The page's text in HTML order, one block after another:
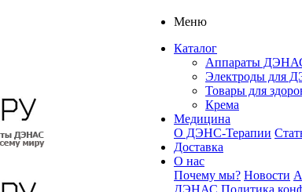
Меню
Каталог
Аппараты
Электроды для
Товары для
Крема
Медицина
О ДЭНС-Терапии
Доставка
О нас
Почему мы? Новости
ДЭНАС Политика